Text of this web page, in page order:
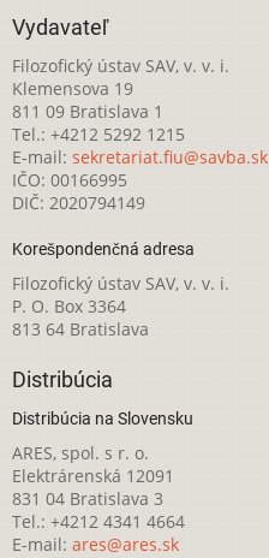
Vydavateľ
Filozofický ústav SAV, v. v. i.
Klemensova 19
811 09 Bratislava 1
Tel.: +4212 5292 1215
E-mail: sekretariat.fiu@savba.sk
IČO: 00166995
DIČ: 2020794149
Korešpondenčná adresa
Filozofický ústav SAV, v. v. i.
P. O. Box 3364
813 64 Bratislava
Distribúcia
Distribúcia na Slovensku
ARES, spol. s r. o.
Elektrárenská 12091
831 04 Bratislava 3
Tel.: +4212 4341 4664
E-mail: ares@ares.sk